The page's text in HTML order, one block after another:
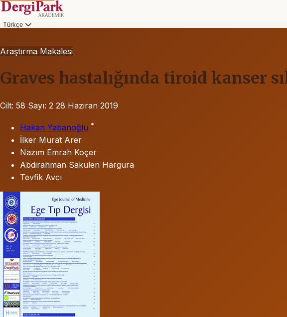
Türkçe
Araştırma Makalesi
Graves hastalığında tiroid kanser
Cilt: 58 Sayı: 2 28 Haziran 2019
Hakan Yabanoğlu *
İlker Murat Arer
Nazım Emrah Koçer
Abdirahman Sakulen Hargura
Tevfik Avcı